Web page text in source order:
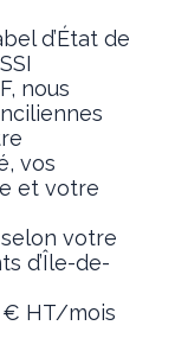
d’État de
nous
vos
et votre
votre
d’Île-de-
€ HT/mois